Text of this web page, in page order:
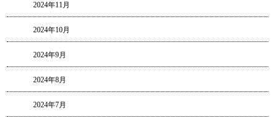
2024年11月
2024年10月
2024年9月
2024年8月
2024年7月